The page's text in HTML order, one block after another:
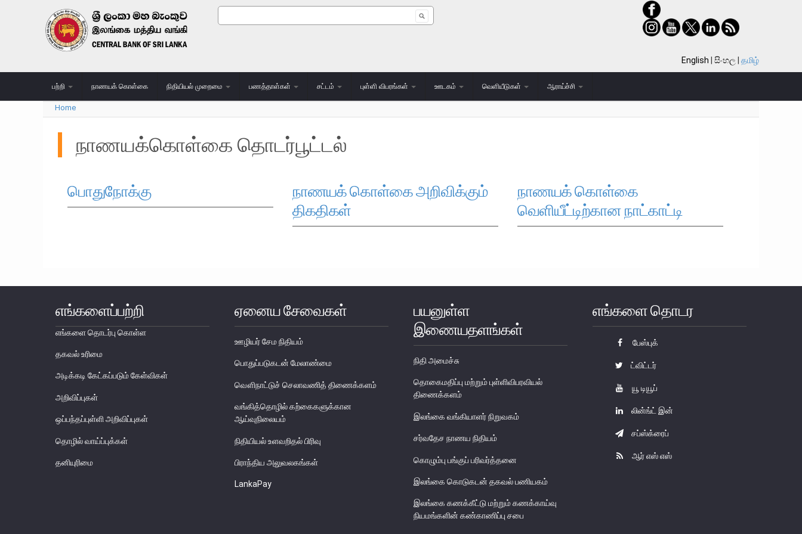
Search form
English සිංහල தமிழ்
பற்றி நாணயக் கொள்கை நிதியியல் முறைமை பணத்தாள்கள் சட்டம் புள்ளி விபரங்கள் ஊடகம் வெளியீடுகள் ஆராய்ச்சி
You are here
Home
நாணயக்கொள்கை தொடர்பூட்டல்
பொதுநோக்கு
நாணயக் கொள்கை அறிவிக்கும்
திகதிகள்
நாணயக் கொள்கை
வெளியீட்டிற்கான நாட்காட்டி
எங்களைப்பற்றி
எங்களை தொடர்பு கொள்ள
தகவல் உரிமை
அடிக்கடி கேட்கப்படும் கேள்விகள்
அறிவிப்புகள்
ஒப்பந்தப்புள்ளி அறிவிப்புகள்
தொழில் வாய்ப்புக்கள்
தனியுரிமை
ஏனைய சேவைகள்
ஊழியர் சேம நிதியம்
பொதுப்படுகடன் மேலாண்மை
வௌிநாட்டுச் செலாவணித் திணைக்களம்
வங்கித்தொழில் கற்கைகளுக்கான
ஆய்வுநிலையம்
நிதியியல் உளவறிதல் பிரிவு
பிராந்திய அலுவலகங்கள்
LankaPay
பயனுள்ள
இணையதளங்கள்
நிதி அமைச்சு
தொகைமதிப்பு மற்றும் புள்ளிவிபரவியல்
திணைக்களம்
இலங்கை வங்கியாளர் நிறுவகம்
சர்வதேச நாணய நிதியம்
கொழும்பு பங்குப் பரிவர்த்தனை
இலங்கை கொடுகடன் தகவல் பணியகம்
இலங்கை கணக்கீட்டு மற்றும் கணக்காய்வு
நியமங்களின் கண்காணிப்பு சபை
எங்களை தொடர
பேஸ்புக்
ட்விட்டர்
யூ டியூப்
லின்ங்ட் இன்
சப்ஸ்க்ரைப்
ஆர் எஸ் எஸ்